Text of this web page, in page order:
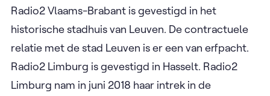
Radio2 Vlaams-Brabant is gevestigd in het
historische stadhuis van Leuven. De contractuele
relatie met de stad Leuven is er een van erfpacht.
Radio2 Limburg is gevestigd in Hasselt. Radio2
Limburg nam in juni 2018 haar intrek in de